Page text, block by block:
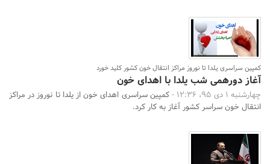
کمپین سراسری یلدا تا نوروز مراکز انتقال خون کشور کلید خورد
آغاز دورهمی شب یلدا با اهدای خون
چهارشنبه 1 دی 95، 12:36 -
کمپین سراسری اهدای خون از یلدا تا نوروز در مراکز
انتقال خون سراسر کشور آغاز به کار کرد.